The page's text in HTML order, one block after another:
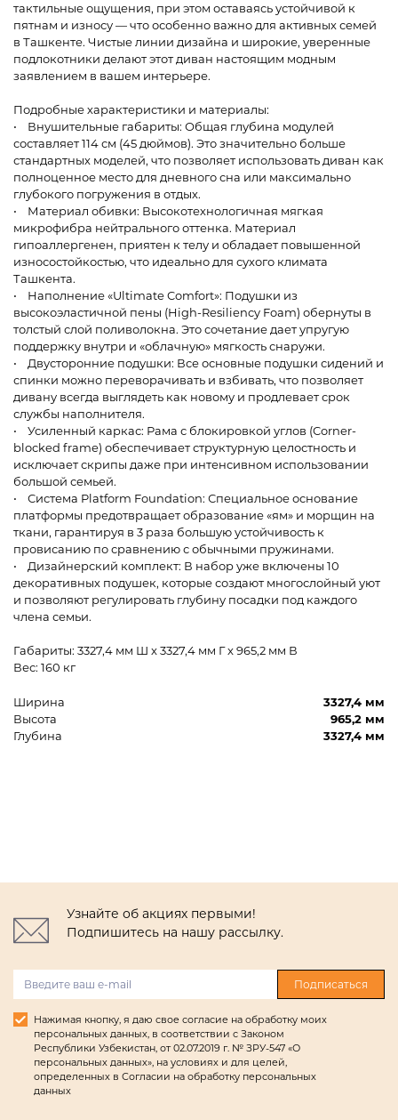
тактильные ощущения, при этом оставаясь устойчивой к
пятнам и износу — что особенно важно для активных семей
в Ташкенте. Чистые линии дизайна и широкие, уверенные
подлокотники делают этот диван настоящим модным
заявлением в вашем интерьере.
Подробные характеристики и материалы:
• Внушительные габариты: Общая глубина модулей
составляет 114 см (45 дюймов). Это значительно больше
стандартных моделей, что позволяет использовать диван как
полноценное место для дневного сна или максимально
глубокого погружения в отдых.
• Материал обивки: Высокотехнологичная мягкая
микрофибра нейтрального оттенка. Материал
гипоаллергенен, приятен к телу и обладает повышенной
износостойкостью, что идеально для сухого климата
Ташкента.
• Наполнение «Ultimate Comfort»: Подушки из
высокоэластичной пены (High-Resiliency Foam) обернуты в
толстый слой поливолокна. Это сочетание дает упругую
поддержку внутри и «облачную» мягкость снаружи.
• Двусторонние подушки: Все основные подушки сидений и
спинки можно переворачивать и взбивать, что позволяет
дивану всегда выглядеть как новому и продлевает срок
службы наполнителя.
• Усиленный каркас: Рама с блокировкой углов (Corner-
blocked frame) обеспечивает структурную целостность и
исключает скрипы даже при интенсивном использовании
большой семьей.
• Система Platform Foundation: Специальное основание
платформы предотвращает образование «ям» и морщин на
ткани, гарантируя в 3 раза большую устойчивость к
провисанию по сравнению с обычными пружинами.
• Дизайнерский комплект: В набор уже включены 10
декоративных подушек, которые создают многослойный уют
и позволяют регулировать глубину посадки под каждого
члена семьи.
Габариты: 3327,4 мм Ш x 3327,4 мм Г x 965,2 мм В
Вес: 160 кг
Ширина
3327,4 мм
Высота
965,2 мм
Глубина
3327,4 мм
Узнайте об акциях первыми!
Подпишитесь на нашу рассылку.
Подписаться
Нажимая кнопку, я даю свое согласие на обработку моих
персональных данных, в соответствии с Законом
Республики Узбекистан, от 02.07.2019 г. № ЗРУ-547 «О
персональных данных», на условиях и для целей,
определенных в Согласии на обработку персональных
данных